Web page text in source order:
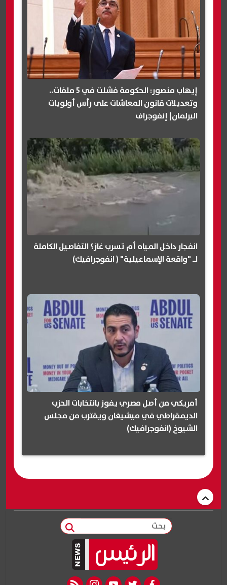
إيهاب منصور: الحكومة فشلت في 5 ملفات..
وتعديلات قانون المعاشات على رأس أولويات
البرلمان| إنفوجراف
انفجار داخل المياه أم تسرب غاز؟ التفاصيل الكاملة
لـ "واقعة الإسماعيلية" ( انفوجرافيك)
أمريكي من أصل مصري يفوز بانتخابات الحزب
الديمقراطي في ميشيغان ويقترب من مجلس
الشيوخ (انفوجرافيك)
بحث